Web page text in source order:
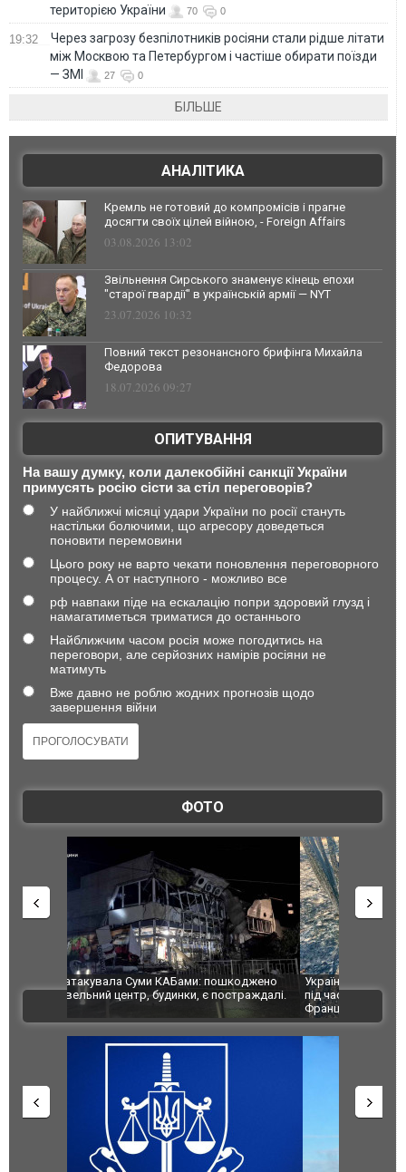
територією України
70 0
19:32
Через загрозу безпілотників росіяни стали рідше літати
між Москвою та Петербургом і частіше обирати поїзди
— ЗМІ
27 0
БІЛЬШЕ
АНАЛІТИКА
Кремль не готовий до компромісів і прагне
досягти своїх цілей війною, - Foreign Affairs
03.08.2026 13:02
Звільнення Сирського знаменує кінець епохи
"старої гвардії" в українській армії — NYT
23.07.2026 10:32
Повний текст резонансного брифінга Михайла
Федорова
18.07.2026 09:27
ОПИТУВАННЯ
На вашу думку, коли далекобійні санкції України
примусять росію сісти за стіл переговорів?
У найближчі місяці удари України по росії стануть
настільки болючими, що агресору доведеться
поновити перемовини
Цього року не варто чекати поновлення переговорного
процесу. А от наступного - можливо все
рф навпаки піде на ескалацію попри здоровий глузд і
намагатиметься триматися до останнього
Найближчим часом росія може погодитись на
переговори, але серйозних намірів росіяни не
матимуть
Вже давно не роблю жодних прогнозів щодо
завершення війни
ФОТО
Українські надзвичайники врятували козуленя
під час ліквідації масштабної лісової пожежі у
Франції
СБУ за
Болгарії
ВІДЕО